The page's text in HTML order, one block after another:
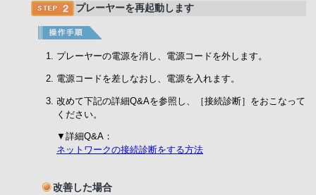
プレーヤーを再起動します
プレーヤーの電源を消し、電源コードを外します。
電源コードを差しなおし、電源を入れます。
改めて下記の詳細Q&Aを参照し、［接続診断］をおこなって
ください。
▼詳細Q&A：
ネットワークの接続診断をする方法
改善した場合